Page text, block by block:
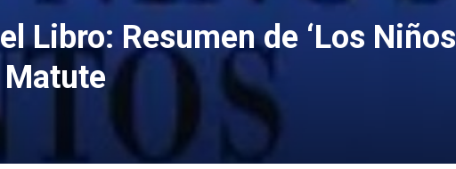
Libro: Resumen de ‘Los Niños
Matute